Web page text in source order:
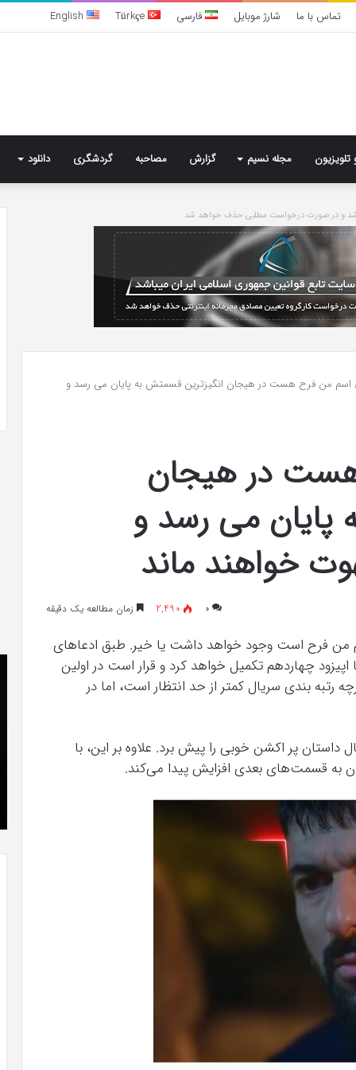
تماس با ما شارژ موبایل فارسی Türkçe
English
تلویزیون مجله نسیم گزارش مصاحبه گردشگری دانلود
و در صورت درخواست مطلبی حذف خواهد شد
اسم من فرح هست در هیجان انگیزترین قسمتش به پایان می رسد و
در هیجان
پایان می رسد و
خواهند ماند
۰ 2,490 زمان مطالعه یک دقیقه
من فرح است وجود خواهد داشت یا خیر. طبق ادعاهای
چهاردهم تکمیل خواهد کرد و قرار است در اولین
بماند. اگرچه رتبه بندی سریال کمتر از حد انتظار است، اما در
پر اکشن خوبی را پیش برد. علاوه بر این، با
به قسمت‌های بعدی افزایش پیدا می‌کند.
دادگاه می‌دهم»
سندرم
پرادر-
ویلی
چگونه
انجام
4 روز پیش
می‌شود؟
کریستن
می
“فروزن
2”
خواهد
بود.
آذر 23, 1398
خواهد بود.
از